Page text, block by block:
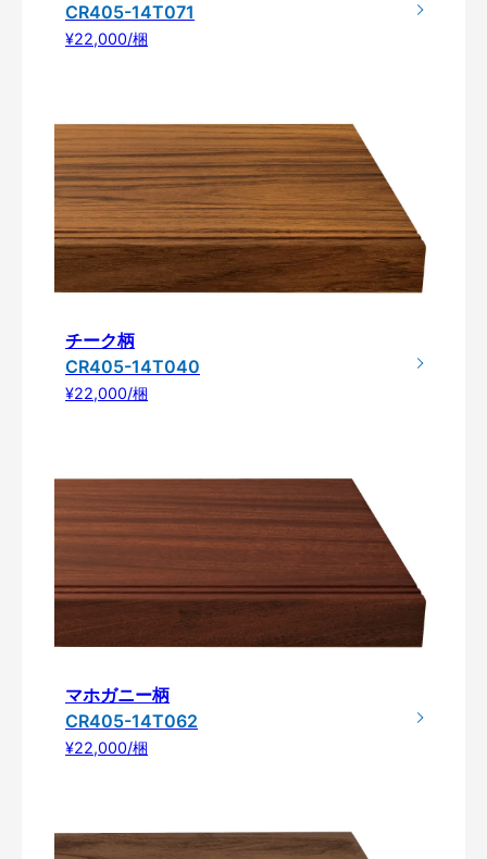
CR405-14T071
¥22,000/梱
チーク柄
CR405-14T040
¥22,000/梱
マホガニー柄
CR405-14T062
¥22,000/梱